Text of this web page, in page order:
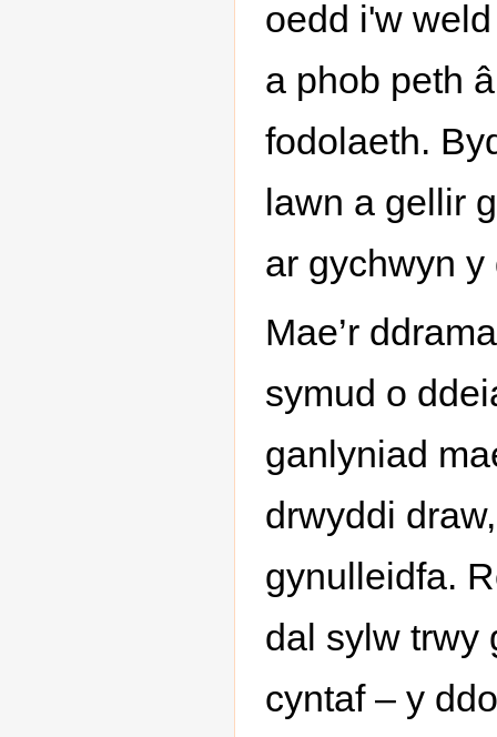
oedd i'w
a phob peth
fodolaeth.
lawn a gellir
ar gychwyn y
Mae’r
symud o
ganlyniad
drwyddi
gynulleidfa.
dal sylw trwy
cyntaf – y